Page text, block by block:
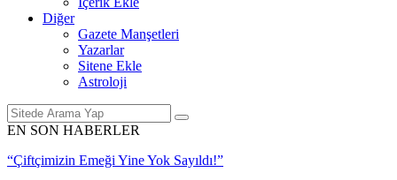
Diğer
Gazete Manşetleri
Yazarlar
Sitene Ekle
Astroloji
EN SON HABERLER
“Çiftçimizin Emeği Yine Yok Sayıldı!”